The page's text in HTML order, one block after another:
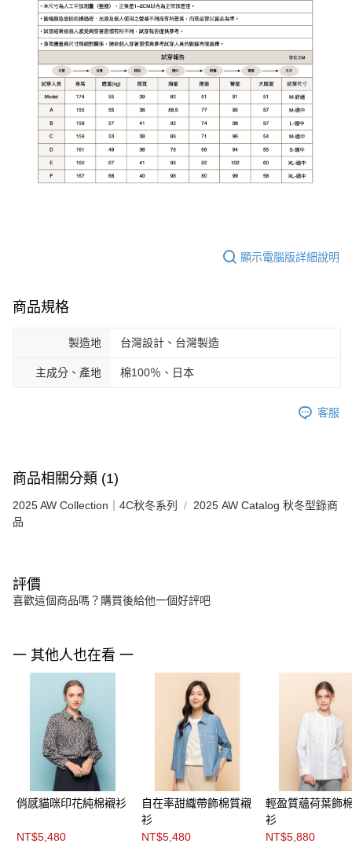
顯示電腦版詳細說明
商品規格
製造地 台灣設計、台灣製造
主成分、產地 棉100％、日本
客服
商品相關分類 (1)
2025 AW Collection｜4C秋冬系列
2025 AW Catalog 秋冬型錄商
品
評價
喜歡這個商品嗎？購買後給他一個好評吧
一 其他人也在看 一
俏感貓咪印花純棉襯衫
NT$5,480
自在率甜織帶飾棉質襯
衫
NT$5,480
輕盈質蘊荷葉飾
衫
NT$5,880